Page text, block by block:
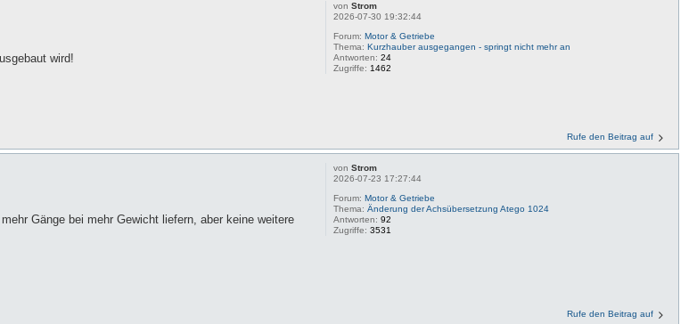
vonStrom
2026-07-30 19:32:44
Forum:Motor & Getriebe
Thema:Kurzhauber ausgegangen - springt nicht mehr an
Antworten:24
Zugriffe: 1462
wird!
Rufe den Beitrag auf
vonStrom
2026-07-23 17:27:44
Forum:Motor & Getriebe
Thema:Änderung der Achsübersetzung Atego 1024
Antworten:92
Zugriffe:3531
Gänge bei mehr Gewicht liefern, aber keine weitere
Rufe den Beitrag auf